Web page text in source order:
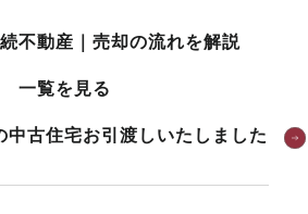
不動産｜売却の流れを解説
一覧を見る
中古住宅お引渡しいたしました